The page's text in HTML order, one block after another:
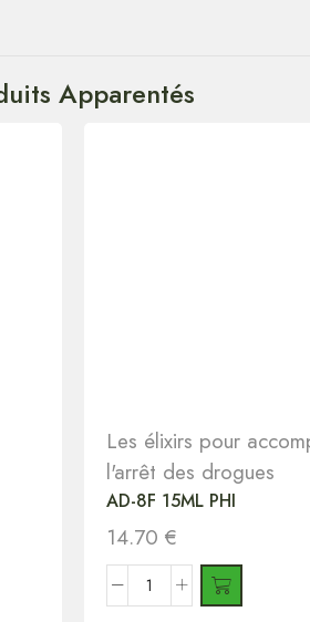
Apparentés
Les élixirs pour
l'arrêt des drogues
AD-8F 15ML PHI
14.70 €